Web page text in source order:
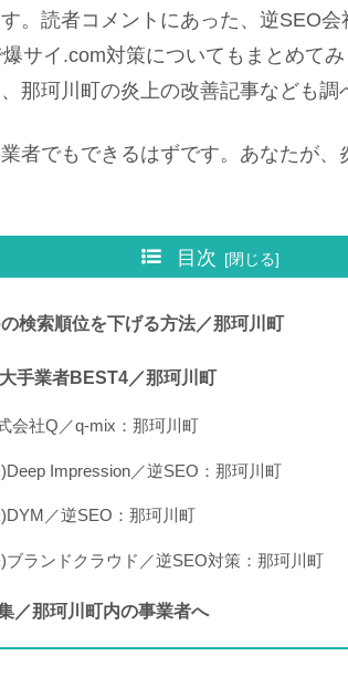
。読者コメントにあった、逆SEO
サイ.com対策についてもまとめて
那珂川町の炎上の改善記事なども調
者でもできるはずです。あなたが
目次
検索順位を下げる方法／那珂川町
手業者BEST4／那珂川町
会社Q／q-mix：那珂川町
Impression／逆SEO：那珂川町
／逆SEO：那珂川町
ブランドクラウド／逆SEO対策：那珂川町
／那珂川町内の事業者へ